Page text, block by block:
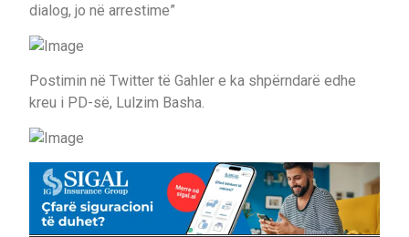
dialog, jo në arrestime”
Postimin në Twitter të Gahler e ka shpërndarë edhe
kreu i PD-së, Lulzim Basha.